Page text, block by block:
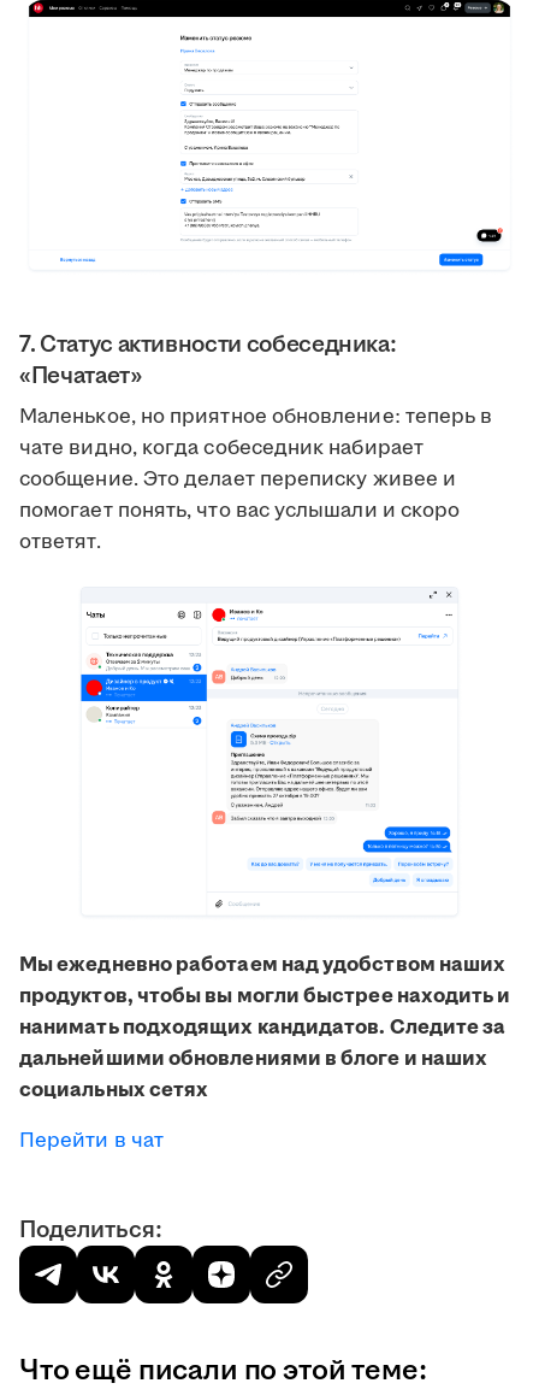
7. Статус активности собеседника:
«Печатает»
Маленькое, но приятное обновление: теперь в
чате видно, когда собеседник набирает
сообщение. Это делает переписку живее и
помогает понять, что вас услышали и скоро
ответят.
Мы ежедневно работаем над удобством наших
продуктов, чтобы вы могли быстрее находить и
нанимать подходящих кандидатов. Следите за
дальнейшими обновлениями в блоге и наших
социальных сетях
Перейти в чат
Поделиться:
Что ещё писали по этой теме: